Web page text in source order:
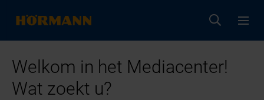
Welkom in het Mediacenter!
Wat zoekt u?